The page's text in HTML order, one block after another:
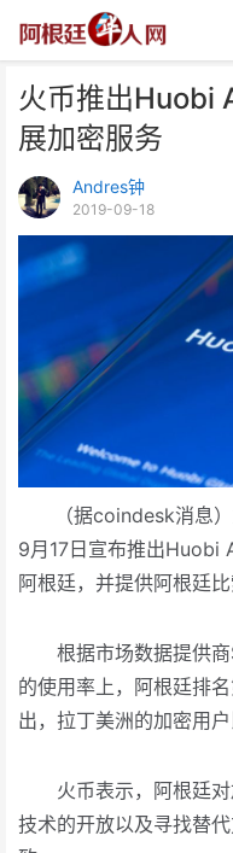
火币推出Huobi
展加密服务
Andres钟
2019-09-18
（据coindesk消息）
9月17日宣布推出Huobi
阿根廷，并提供阿根廷
根据市场数据提供商
的使用率上，阿根廷排
出，拉丁美洲的加密用
火币表示，阿根廷对
技术的开放以及寻找替
火币推出Huobi